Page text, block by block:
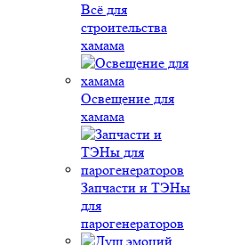
Всё для
строительства
хамама
Освещение для
хамама
Запчасти и ТЭНы
для
парогенераторов